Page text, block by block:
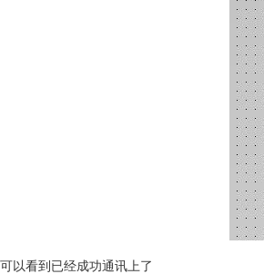
可以看到已经成功通讯上了